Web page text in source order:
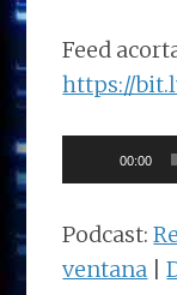
Feed
https://
de
audio
00:00
Podcast:
ventana |